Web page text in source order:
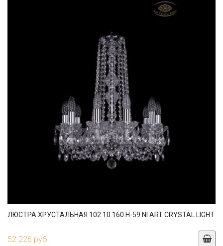
ЛЮСТРА ХРУСТАЛЬНАЯ 102.10.160.H-59.NI ART CRYSTAL LIGHT
52 226 руб.